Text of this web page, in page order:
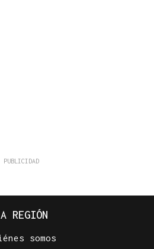
REGIÓN
somos